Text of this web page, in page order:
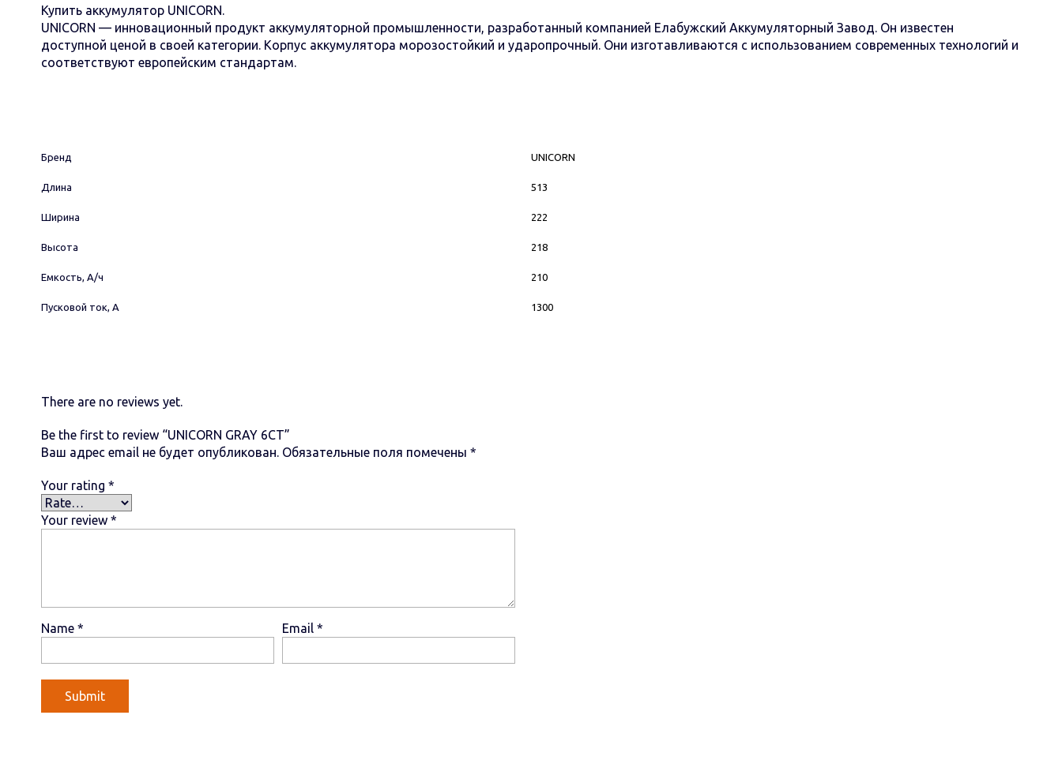
Купить аккумулятор UNICORN.
UNICORN — инновационный продукт аккумуляторной промышленности, разработанный компанией Елабужский Аккумуляторный Завод. Он известен
доступной ценой в своей категории. Корпус аккумулятора морозостойкий и ударопрочный. Они изготавливаются с использованием современных технологий и
соответствуют европейским стандартам.
Бренд UNICORN
Длина 513
Ширина 222
Высота 218
Емкость, А/ч 210
Пусковой ток, А 1300
There are no reviews yet.
Be the first to review “UNICORN GRAY 6СТ”
Ваш адрес email не будет опубликован. Обязательные поля помечены *
Your rating *
Your review *
Name * Email *